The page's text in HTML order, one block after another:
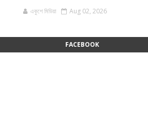
একুশে মিডিয়া Aug 02, 2026
FACEBOOK